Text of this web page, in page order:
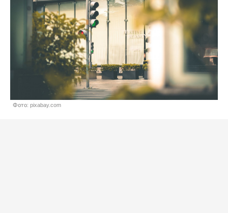
Фото: pixabay.com